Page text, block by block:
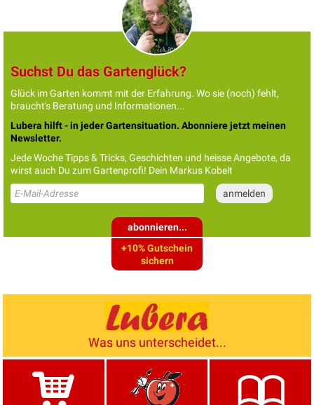
Suchst Du das Gartenglück?
Glück im Garten kommt mit der Erfahrung. Wo sie (noch) fehlt,
braucht's Beratung und Informationen...
Lubera hilft - in jeder Gartensituation. Abonniere jetzt meinen
Newsletter.
Jede Woche Tipps & Tricks, Geschichten und heisse Angebote, da
wirst auch Du zum Gartenprofi! Dein Markus Kobelt
abonnieren...
+10% Gutschein
sichern
Was uns unterscheidet...